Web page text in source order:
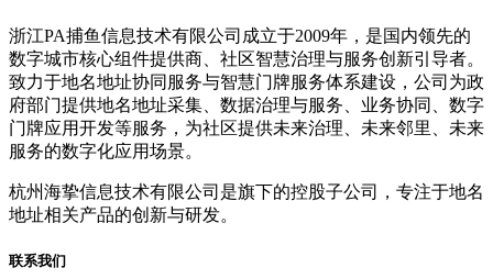
浙江PA捕鱼信息技术有限公司成立于2009年，是国内领先的
数字城市核心组件提供商、社区智慧治理与服务创新引导者。
致力于地名地址协同服务与智慧门牌服务体系建设，公司为政
府部门提供地名地址采集、数据治理与服务、业务协同、数字
门牌应用开发等服务，为社区提供未来治理、未来邻里、未来
服务的数字化应用场景。
杭州海挚信息技术有限公司是旗下的控股子公司，专注于地名
地址相关产品的创新与研发。
联系我们